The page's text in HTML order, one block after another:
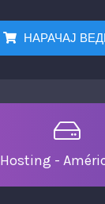
НАРАЧАЈ
Hosting -